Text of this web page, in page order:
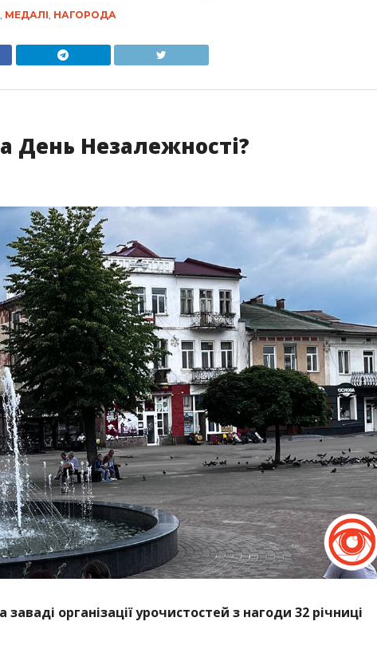
, МЕДАЛІ, НАГОРОДА
День Незалежності?
організації урочистостей з нагоди 32 річниці